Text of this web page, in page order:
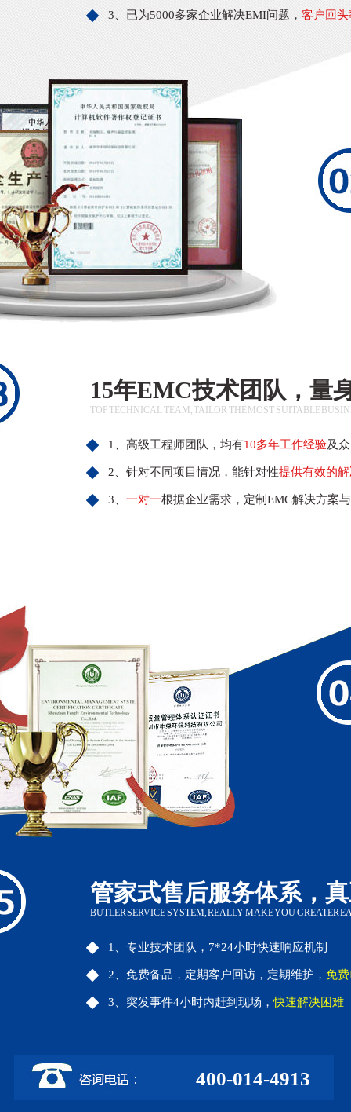
3、已为5000多家企业解决EMI问题， 客户回头
400-014-4913
15年EMC技术团队，量
TOP TECHNICAL TEAM, TAILOR THE MOST SUITABLE
1、高级工程师团队，均有10多年工作经验及
2、针对不同项目情况，能针对性提供有效的
3、 一对一根据企业需求，定制EMC解决方案
管家式售后服务体系，
BUTLER SERVICE SYSTEM, REALLY MAKE YOU GREATER
1、专业技术团队，7*24小时快速响应机制
2、免费备品，定期客户回访，定期维护， 免
3、突发事件4小时内赶到现场，快速解决困难